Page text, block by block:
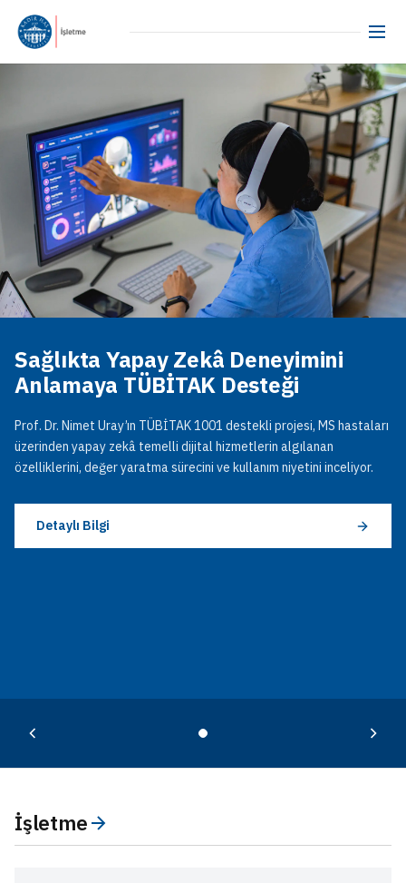
Sağlıkta Yapay Zekâ Deneyimini
Anlamaya TÜBİTAK Desteği
Prof. Dr. Nimet Uray’ın TÜBİTAK 1001 destekli projesi, MS hastaları
üzerinden yapay zekâ temelli dijital hizmetlerin algılanan
özelliklerini, değer yaratma sürecini ve kullanım niyetini inceliyor.
Detaylı Bilgi
İşletme